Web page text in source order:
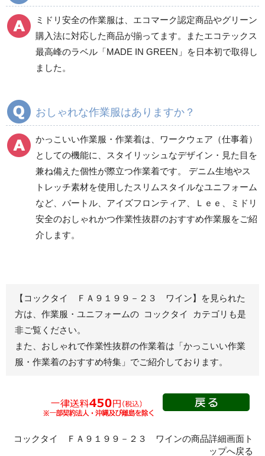
ワークパンツ
春夏ワークパンツ作業
ズボン
秋冬ワークパンツ作業
ズボン
ツ
クリーンウェアワーク
パンツ
カーゴパンツ
春夏カーゴパンツ作業
ズボン
ズボン
レディース作業着
ブルゾン
ジャンパー
秋冬長袖
春夏半袖
スモック
秋冬長袖
クリーンウェ
シャツ
ミドリ安全の作業服は、エコマーク認定商品やグリーン
購入法に対応した商品が揃ってます。またエコテックス
最高峰のラベル「MADE IN GREEN」を日本初で取得し
ました。
おしゃれな作業服はありますか？
かっこいい作業服・作業着は、ワークウェア（仕事着）
としての機能に、スタイリッシュなデザイン・見た目を
兼ね備えた個性が際立つ作業着です。 デニム生地やス
トレッチ素材を使用したスリムスタイルなユニフォーム
など、バートル、アイズフロンティア、Ｌｅｅ、ミドリ
安全のおしゃれかつ作業性抜群のおすすめ作業服をご紹
介します。
【コックタイ ＦＡ９１９９－２３ ワイン】を見られた
方は、作業服・ユニフォームの コックタイ カテゴリも是
非ご覧ください。
また、おしゃれで作業性抜群の作業着は 「かっこいい作業
服・作業着のおすすめ特集」 でご紹介しております。
コックタイ ＦＡ９１９９－２３ ワインの商品詳細画面ト
ップへ戻る